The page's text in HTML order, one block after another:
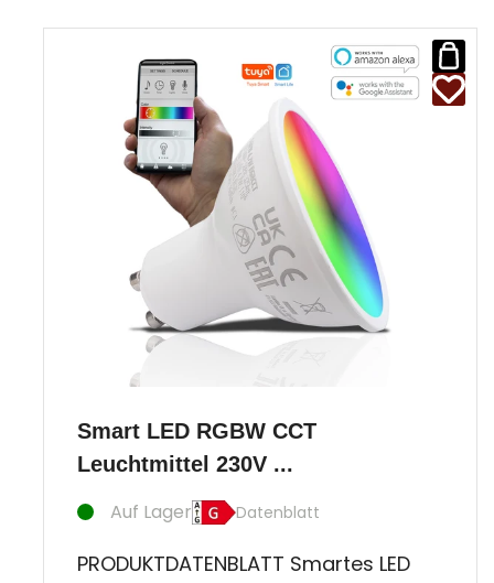
Smart LED RGBW CCT
Leuchtmittel 230V ...
Auf Lager Datenblatt
PRODUKTDATENBLATT Smartes LED